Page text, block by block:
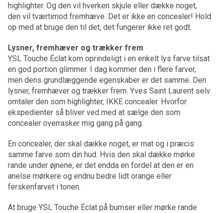
highlighter. Og den vil hverken skjule eller dække noget,
den vil tværtimod fremhæve. Det er ikke en concealer! Hold
op med at bruge den til det, det fungerer ikke ret godt.
Lysner, fremhæver og trækker frem
YSL Touche Éclat kom oprindeligt i en enkelt lys farve tilsat
en god portion glimmer. I dag kommer den i flere farver,
men dens grundlæggende egenskaber er det samme. Den
lysner, fremhæver og trækker frem. Yves Saint Laurent selv
omtaler den som highlighter, IKKE concealer. Hvorfor
ekspedienter så bliver ved med at sælge den som
concealer overrasker mig gang på gang.
En concealer, der skal dække noget, er mat og i præcis
samme farve som din hud. Hvis den skal dække mørke
rande under øjnene, er det endda en fordel at den er en
anelse mørkere og endnu bedre lidt orange eller
ferskenfarvet i tonen.
At bruge YSL Touche Éclat på bumser eller mørke rande